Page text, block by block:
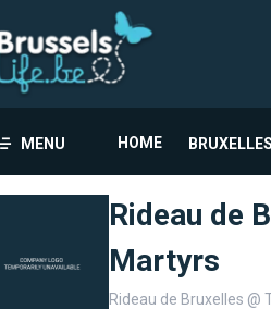
MENU HOME
Rideau de
Martyrs
Rideau de Bruxelles @